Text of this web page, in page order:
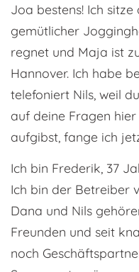
Joa bestens! Ich
gemütlicher
regnet und Maja ist
Hannover. Ich habe
telefoniert Nils, weil
auf deine Fragen
aufgibst, fange ich
Ich bin Frederik, 37
Ich bin der Betreiber
Dana und Nils
Freunden und seit
noch